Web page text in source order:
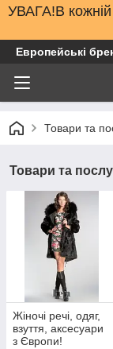
УВАГА!В кожній
Европейські
Товари та
Товари та
Жіночі речі, одяг,
взуття, аксесуари
з Європи!